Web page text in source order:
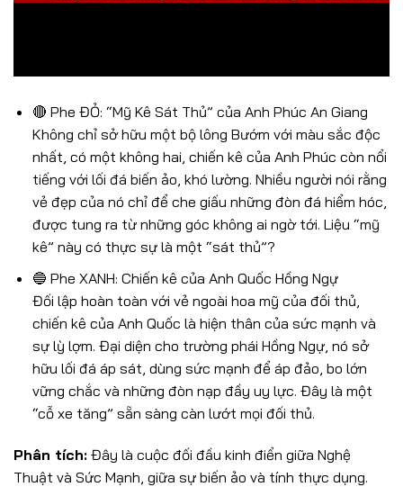
🔴 Phe ĐỎ: “Mỹ Kê Sát Thủ” của Anh Phúc An Giang
Không chỉ sở hữu một bộ lông Bướm với màu sắc độc
nhất, có một không hai, chiến kê của Anh Phúc còn nổi
tiếng với lối đá biến ảo, khó lường. Nhiều người nói rằng
vẻ đẹp của nó chỉ để che giấu những đòn đá hiểm hóc,
được tung ra từ những góc không ai ngờ tới. Liệu “mỹ
kê” này có thực sự là một “sát thủ”?
🔵 Phe XANH: Chiến kê của Anh Quốc Hồng Ngự
Đối lập hoàn toàn với vẻ ngoài hoa mỹ của đối thủ,
chiến kê của Anh Quốc là hiện thân của sức mạnh và
sự lỳ lợm. Đại diện cho trường phái Hồng Ngự, nó sở
hữu lối đá áp sát, dùng sức mạnh để áp đảo, bo lớn
vững chắc và những đòn nạp đầy uy lực. Đây là một
“cỗ xe tăng” sẵn sàng càn lướt mọi đối thủ.
Phân tích: Đây là cuộc đối đầu kinh điển giữa Nghệ
Thuật và Sức Mạnh, giữa sự biến ảo và tính thực dụng.